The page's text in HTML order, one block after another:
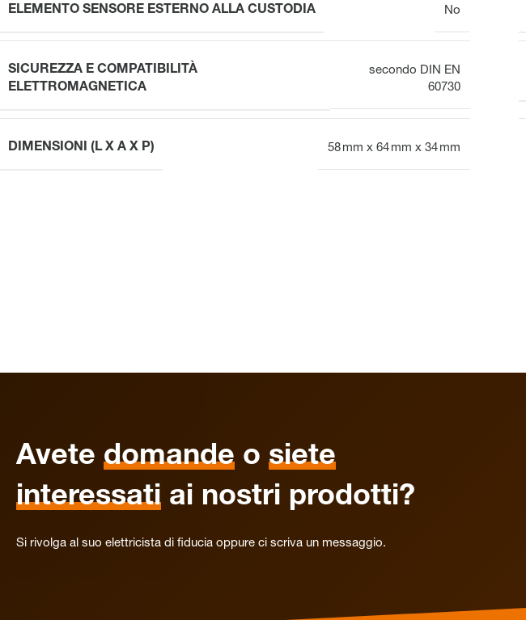
ELEMENTO SENSORE ESTERNO ALLA CUSTODIA No
SICUREZZA E COMPATIBILITÀ
ELETTROMAGNETICA
secondo DIN EN
60730
DIMENSIONI (L X A X P) 58 mm x 64 mm x 34 mm
Avete domande o siete
interessati ai nostri prodotti?
Si rivolga al suo elettricista di fiducia oppure ci scriva un messaggio.